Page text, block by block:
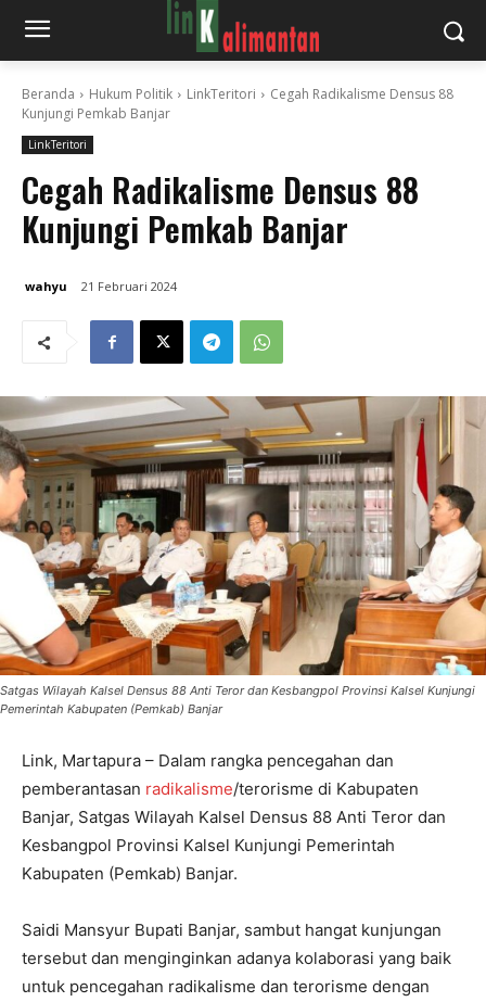
Beranda Hukum Politik LinkTeritori
Cegah Radikalisme Densus 88
Kunjungi Pemkab Banjar
LinkTeritori
Cegah Radikalisme Densus 88
Kunjungi Pemkab Banjar
wahyu 21 Februari 2024
Satgas Wilayah Kalsel Densus 88 Anti Teror dan Kesbangpol Provinsi Kalsel Kunjungi
Pemerintah Kabupaten (Pemkab) Banjar
Link, Martapura – Dalam rangka pencegahan dan
pemberantasan radikalisme/terorisme di Kabupaten
Banjar, Satgas Wilayah Kalsel Densus 88 Anti Teror dan
Kesbangpol Provinsi Kalsel Kunjungi Pemerintah
Kabupaten (Pemkab) Banjar.
Saidi Mansyur Bupati Banjar, sambut hangat kunjungan
tersebut dan menginginkan adanya kolaborasi yang baik
untuk pencegahan radikalisme dan terorisme dengan